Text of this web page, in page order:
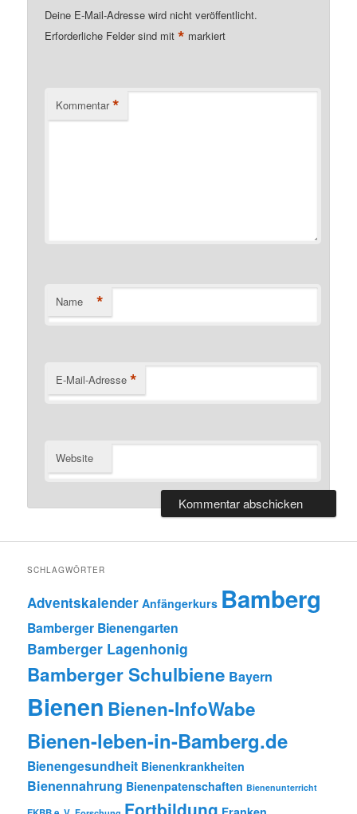
Deine E-Mail-Adresse wird nicht veröffentlicht.
Erforderliche Felder sind mit* markiert
Kommentar *
Name *
E-Mail-Adresse *
Website
SCHLAGWÖRTER
Adventskalender Anfängerkurs Bamberg
Bamberger Bienengarten
Bamberger Lagenhonig
Bamberger Schulbiene Bayern
Bienen Bienen-InfoWabe
Bienen-leben-in-Bamberg.de
Bienengesundheit Bienenkrankheiten
Bienennahrung Bienenpatenschaften Bienenunterricht
Fortbildung